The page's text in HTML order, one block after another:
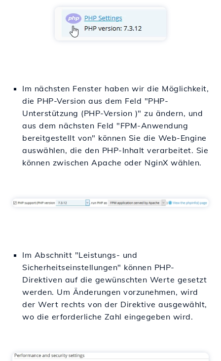
Im nächsten Fenster haben wir die Möglichkeit,
die PHP-Version aus dem Feld "PHP-
Unterstützung (PHP-Version )" zu ändern, und
aus dem nächsten Feld "FPM-Anwendung
bereitgestellt von" können Sie die Web-Engine
auswählen, die den PHP-Inhalt verarbeitet. Sie
können zwischen Apache oder NginX wählen.
Im Abschnitt "Leistungs- und
Sicherheitseinstellungen" können PHP-
Direktiven auf die gewünschten Werte gesetzt
werden. Um Änderungen vorzunehmen, wird
der Wert rechts von der Direktive ausgewählt,
wo die erforderliche Zahl eingegeben wird.